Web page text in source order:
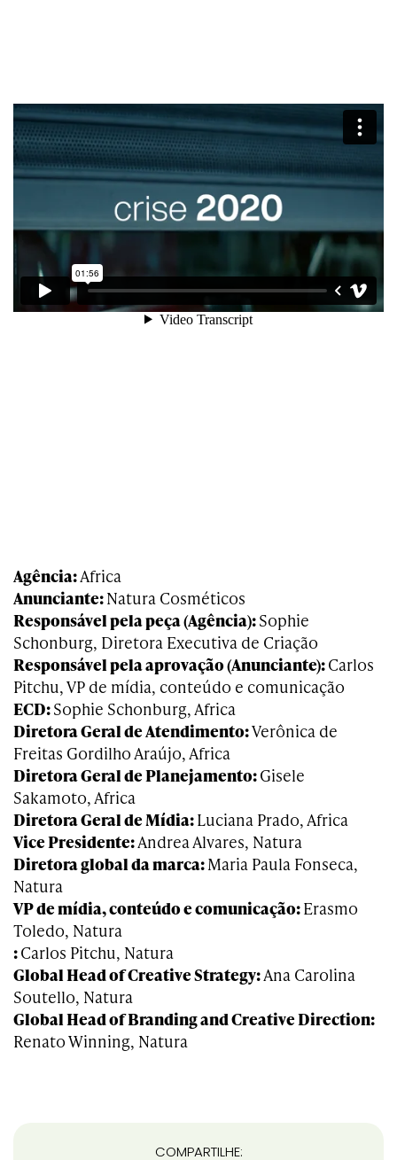
Agência:Africa
Anunciante:Natura Cosméticos
Responsável pela peça (Agência):Sophie
Schonburg, Diretora Executiva de Criação
Responsável pela aprovação (Anunciante):Carlos
Pitchu, VP de mídia, conteúdo e comunicação
ECD:Sophie Schonburg, Africa
Diretora Geral de Atendimento:Verônica de
Freitas Gordilho Araújo, Africa
Diretora Geral de Planejamento:Gisele
Sakamoto, Africa
Diretora Geral de Mídia:Luciana Prado, Africa
Vice Presidente:Andrea Alvares, Natura
Diretora global da marca:Maria Paula Fonseca,
Natura
VP de mídia, conteúdo e comunicação:Erasmo
Toledo, Natura
:Carlos Pitchu, Natura
Global Head of Creative Strategy:Ana Carolina
Soutello, Natura
Global Head of Branding and Creative Direction:
Renato Winning, Natura
COMPARTILHE: